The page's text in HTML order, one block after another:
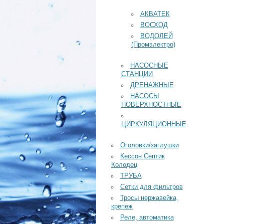
АКВАТЕК
ВОСХОД
ВОДОЛЕЙ
(Промэлектро)
НАСОСНЫЕ
СТАНЦИИ
ДРЕНАЖНЫЕ
НАСОСЫ
ПОВЕРХНОСТНЫЕ
ЦИРКУЛЯЦИОННЫЕ
Оголовки/заглушки
Кессон Септик
Колодец
ТРУБА
Сетки для фильтров
Тросы нержавейка,
крепеж
Реле, автоматика